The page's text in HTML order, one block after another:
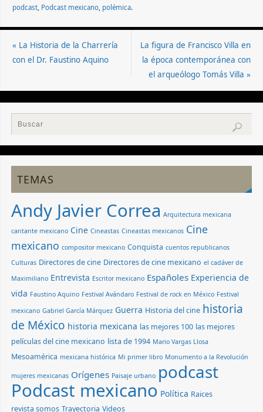
podcast Podcast mexicano polémica.
« La Historia de la Charrería
con el Dr. Faustino Aquino
La figura de Francisco Villa en
la época contemporánea con
el arqueólogo Tomás Villa »
TEMAS
Andy Javier Correa Arquitectura mexicana
cantante mexicano Cine Cineastas Cineastas mexicanos Cine
mexicano compositor mexicano Conquista cuentos republicanos
Culturas Directores de cine Directores de cine mexicano el cadáver de
Maximiliano Entrevista Escritor mexicano Españoles Experiencia de
vida Faustino Aquino Festival Avándaro Festival de rock en México Festival
mexicano Gabriel García Márquez Guerra Historia del cine historia
de México historia mexicana las mejores 100 las mejores
películas del cine mexicano lista de 1994 Mario Vargas Llosa
Mesoamérica mexicana histórica Mi primer libro Monumento a la Revolución
mujeres mexicanas Orígenes Paisaje urbano podcast
Podcast mexicano Política Raices
revista somos Trayectoria Videos